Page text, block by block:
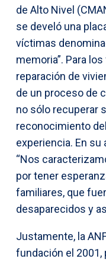
de Alto Nivel
se develó una
víctimas
memoria”. Para
reparación de
de un proceso de
no sólo recuperar
reconocimiento
experiencia. En su
“Nos
por tener
familiares, que
desaparecidos y
Justamente, la
fundación el 2001,